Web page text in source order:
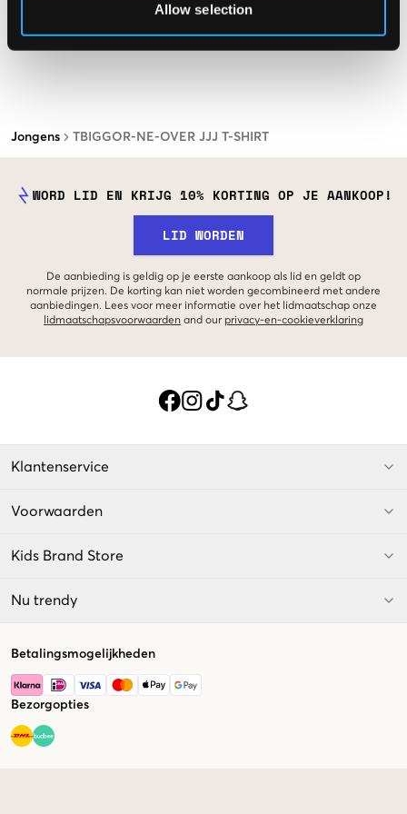
Allow selection
Jongens TBIGGOR-NE-OVER JJJ T-SHIRT
WORD LID EN KRIJG 10% KORTING OP JE AANKOOP!
LID WORDEN
De aanbieding is geldig op je eerste aankoop als lid en geldt op
normale prijzen. De korting kan niet worden gecombineerd met andere
aanbiedingen. Lees voor meer informatie over het lidmaatschap onze
lidmaatschapsvoorwaarden and our privacy-en-cookieverklaring
Klantenservice
Voorwaarden
Kids Brand Store
Nu trendy
Betalingsmogelijkheden
Bezorgopties